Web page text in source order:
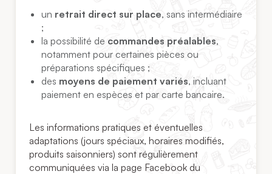
un retrait direct sur place, sans intermédiaire
;
la possibilité de commandes préalables,
notamment pour certaines pièces ou
préparations spécifiques ;
des moyens de paiement variés, incluant
paiement en espèces et par carte bancaire.
Les informations pratiques et éventuelles
adaptations (jours spéciaux, horaires modifiés,
produits saisonniers) sont régulièrement
communiquées via la page Facebook du